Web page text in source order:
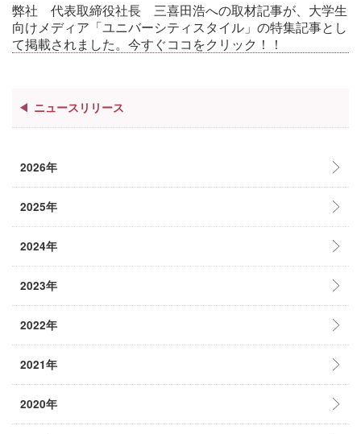
弊社 代表取締役社長 三喜田浩への取材記事が、大学生
向けメディア「ユニバーシティスタイル」の特集記事とし
て掲載されました。今すぐココをクリック！！
ニュースリリース
2026年
2025年
2024年
2023年
2022年
2021年
2020年